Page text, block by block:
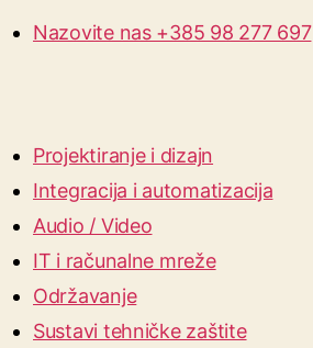
Nazovite nas +385 98 277 697
Projektiranje i dizajn
Integracija i automatizacija
Audio / Video
IT i računalne mreže
Održavanje
Sustavi tehničke zaštite